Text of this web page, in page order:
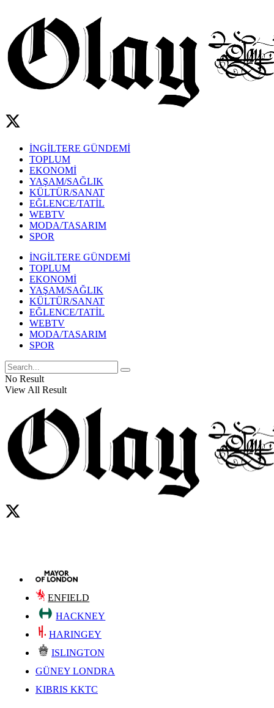
İNGİLTERE GÜNDEMİ
TOPLUM
EKONOMİ
YAŞAM/SAĞLIK
KÜLTÜR/SANAT
EĞLENCE/TATİL
WEBTV
MODA/TASARIM
SPOR
İNGİLTERE GÜNDEMİ
TOPLUM
EKONOMİ
YAŞAM/SAĞLIK
KÜLTÜR/SANAT
EĞLENCE/TATİL
WEBTV
MODA/TASARIM
SPOR
No Result
View All Result
ENFIELD
HACKNEY
HARINGEY
ISLINGTON
GÜNEY LONDRA
KIBRIS KKTC